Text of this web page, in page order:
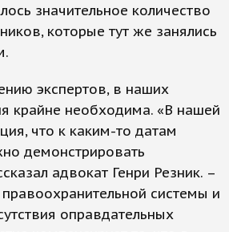
значительное количество
которые тут же занялись
экспертов, в наших
крайне необходима. «В нашей
что к каким-то датам
демонстрировать
адвокат Генри Резник. –
системы и
оправдательных